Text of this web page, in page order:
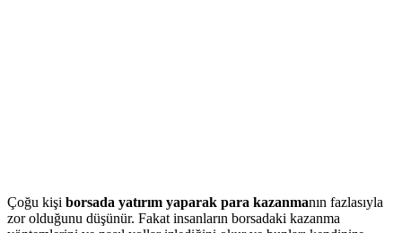
Çoğu kişi borsada yatırım yaparak para kazanmanın fazlasıyla
zor olduğunu düşünür. Fakat insanların borsadaki kazanma